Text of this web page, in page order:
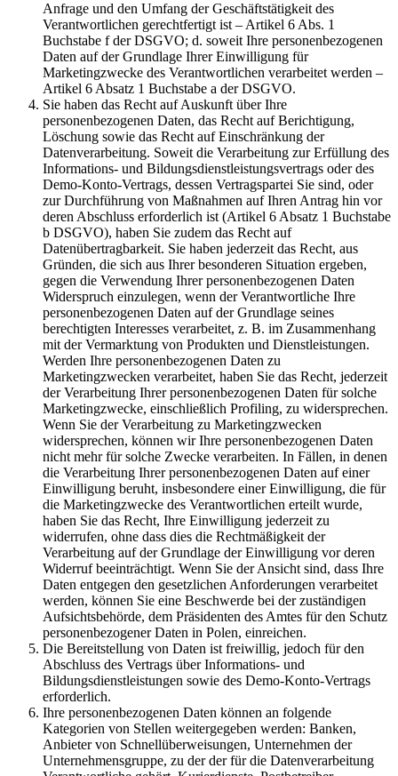
Anfrage und den Umfang der Geschäftstätigkeit des
Verantwortlichen gerechtfertigt ist – Artikel 6 Abs. 1
Buchstabe f der DSGVO; d. soweit Ihre personenbezogenen
Daten auf der Grundlage Ihrer Einwilligung für
Marketingzwecke des Verantwortlichen verarbeitet werden –
Artikel 6 Absatz 1 Buchstabe a der DSGVO.
Sie haben das Recht auf Auskunft über Ihre
personenbezogenen Daten, das Recht auf Berichtigung,
Löschung sowie das Recht auf Einschränkung der
Datenverarbeitung. Soweit die Verarbeitung zur Erfüllung des
Informations- und Bildungsdienstleistungsvertrags oder des
Demo-Konto-Vertrags, dessen Vertragspartei Sie sind, oder
zur Durchführung von Maßnahmen auf Ihren Antrag hin vor
deren Abschluss erforderlich ist (Artikel 6 Absatz 1 Buchstabe
b DSGVO), haben Sie zudem das Recht auf
Datenübertragbarkeit. Sie haben jederzeit das Recht, aus
Gründen, die sich aus Ihrer besonderen Situation ergeben,
gegen die Verwendung Ihrer personenbezogenen Daten
Widerspruch einzulegen, wenn der Verantwortliche Ihre
personenbezogenen Daten auf der Grundlage seines
berechtigten Interesses verarbeitet, z. B. im Zusammenhang
mit der Vermarktung von Produkten und Dienstleistungen.
Werden Ihre personenbezogenen Daten zu
Marketingzwecken verarbeitet, haben Sie das Recht, jederzeit
der Verarbeitung Ihrer personenbezogenen Daten für solche
Marketingzwecke, einschließlich Profiling, zu widersprechen.
Wenn Sie der Verarbeitung zu Marketingzwecken
widersprechen, können wir Ihre personenbezogenen Daten
nicht mehr für solche Zwecke verarbeiten. In Fällen, in denen
die Verarbeitung Ihrer personenbezogenen Daten auf einer
Einwilligung beruht, insbesondere einer Einwilligung, die für
die Marketingzwecke des Verantwortlichen erteilt wurde,
haben Sie das Recht, Ihre Einwilligung jederzeit zu
widerrufen, ohne dass dies die Rechtmäßigkeit der
Verarbeitung auf der Grundlage der Einwilligung vor deren
Widerruf beeinträchtigt. Wenn Sie der Ansicht sind, dass Ihre
Daten entgegen den gesetzlichen Anforderungen verarbeitet
werden, können Sie eine Beschwerde bei der zuständigen
Aufsichtsbehörde, dem Präsidenten des Amtes für den Schutz
personenbezogener Daten in Polen, einreichen.
Die Bereitstellung von Daten ist freiwillig, jedoch für den
Abschluss des Vertrags über Informations- und
Bildungsdienstleistungen sowie des Demo-Konto-Vertrags
erforderlich.
Ihre personenbezogenen Daten können an folgende
Kategorien von Stellen weitergegeben werden: Banken,
Anbieter von Schnellüberweisungen, Unternehmen der
Unternehmensgruppe, zu der der für die Datenverarbeitung